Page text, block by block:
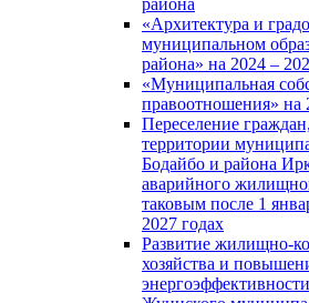
района
«Архитектура и
муниципальном
района» на 2024 –
«Муниципальная
правоотношения» на
Переселение
территории
Бодайбо и района
аварийного
таковым после 1
2027 годах
Развитие жилищно-
хозяйства и